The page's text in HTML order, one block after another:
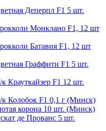
Деперпл F1 5 шт.
Монклано F1, 12 шт
Батавия F1, 12 шт
Граффити F1 5 шт.
Крауткайзер F1 12 шт.
к Колобок F1 0,1 г (Минск)
корона 10 шт. (Минск)
де Прованс 5 шт.